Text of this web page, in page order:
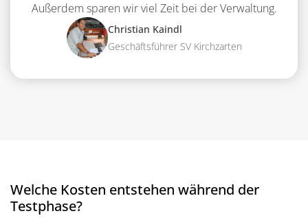
Außerdem sparen wir viel Zeit bei der Verwaltung.
Christian Kaindl
Geschäftsführer SV Kirchzarten
Welche Kosten entstehen während der
Testphase?